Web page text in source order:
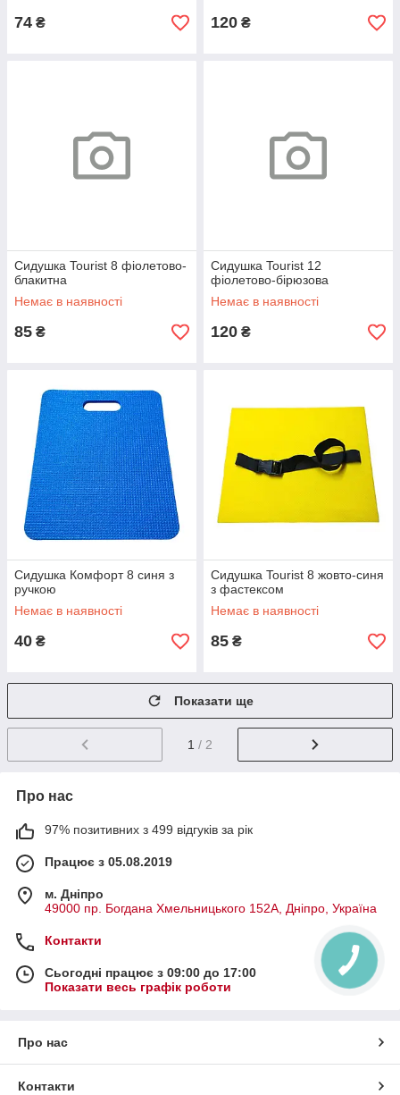
74 ₴ 120 ₴
Сидушка Tourist 8 фіолетово-
блакитна
Немає в наявності
85 ₴
Сидушка Tourist 12
фіолетово-бірюзова
Немає в наявності
120 ₴
Сидушка Комфорт 8 синя з
ручкою
Немає в наявності
40 ₴
Сидушка Tourist 8 жовто-синя
з фастексом
Немає в наявності
85 ₴
Показати ще
1 / 2
Про нас
97% позитивних з 499 відгуків за рік
Працює з 05.08.2019
м. Дніпро
49000 пр. Богдана Хмельницького 152А, Дніпро, Україна
Контакти
Сьогодні працює з 09:00 до 17:00
Показати весь графік роботи
Про нас
Контакти